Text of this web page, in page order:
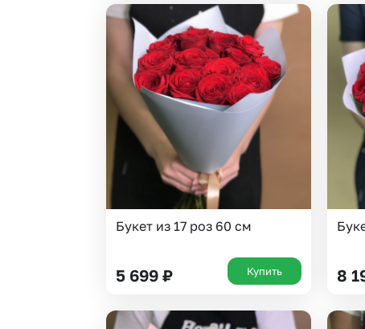
Букет из 17 роз 60 см
5 699 ₽ Купить 8